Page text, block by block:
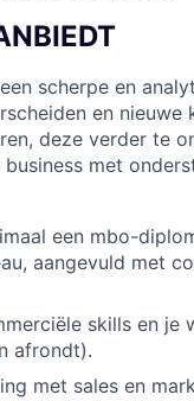
scherpe en
en nieuwe
deze verder te
met
een mbo-
aangevuld met
skills en je
afrondt).
met sales en